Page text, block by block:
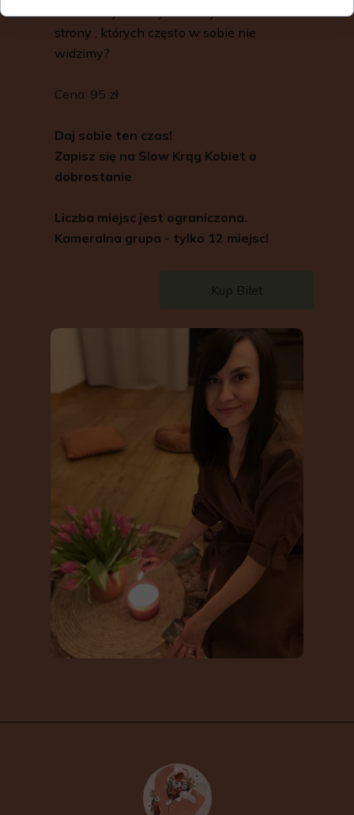
Kup Bilet
14.06.26Jak odkryć talenty i mocne
strony , których często w sobie nie
widzimy?
Cena: 95 zł
Daj sobie ten czas!
Zapisz się na Slow Krąg Kobiet o
dobrostanie
Liczba miejsc jest ograniczona.
Kameralna grupa - tylko 12 miejsc!